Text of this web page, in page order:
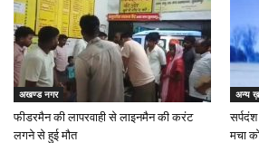
अखण्ड नगर
फीडरमैन की लापरवाही से लाइनमैन की करंट
लगने से हुई मौत
अन्य
मचा